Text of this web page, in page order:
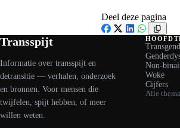
Deel deze pagina
LinkedIn
WhatsApp
Transspijt
Informatie over transspijt en
detransitie — verhalen, onderzoek
en bronnen. Voor mensen die
twijfelen, spijt hebben, of meer
willen weten.
Non-
Woke
Cijfers
Alle